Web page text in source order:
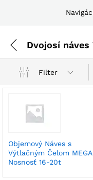
Dvojosí náves
Filter
Objemový Náves s
Výtlačným Čelom
Nosnosť 16-20t